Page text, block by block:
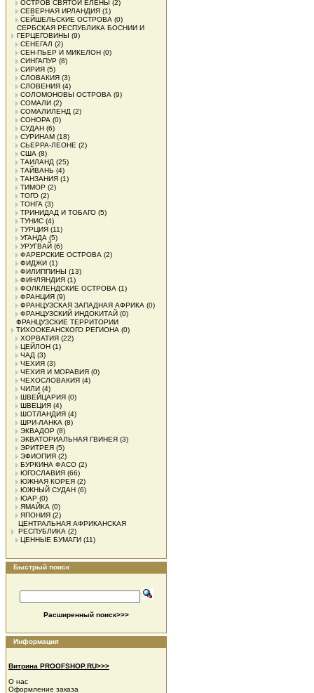
ОСТРОВ СВЯТОЙ ЕЛЕНЫ (2)
СЕВЕРНАЯ ИРЛАНДИЯ (1)
СЕЙШЕЛЬСКИЕ ОСТРОВА (0)
СЕРБСКАЯ РЕСПУБЛИКА БОСНИИ И
ГЕРЦЕГОВИНЫ (9)
СЕНЕГАЛ (2)
СЕН-ПЬЕР И МИКЕЛОН (0)
СИНГАПУР (8)
СИРИЯ (5)
СЛОВАКИЯ (3)
СЛОВЕНИЯ (4)
СОЛОМОНОВЫ ОСТРОВА (9)
СОМАЛИ (2)
СОМАЛИЛЕНД (2)
СОНОРА (0)
СУДАН (6)
СУРИНАМ (18)
СЬЕРРА-ЛЕОНЕ (2)
США (8)
ТАИЛАНД (25)
ТАЙВАНЬ (4)
ТАНЗАНИЯ (1)
ТИМОР (2)
ТОГО (2)
ТОНГА (3)
ТРИНИДАД И ТОБАГО (5)
ТУНИС (4)
ТУРЦИЯ (11)
УГАНДА (5)
УРУГВАЙ (6)
ФАРЕРСКИЕ ОСТРОВА (2)
ФИДЖИ (1)
ФИЛИППИНЫ (13)
ФИНЛЯНДИЯ (1)
ФОЛКЛЕНДСКИЕ ОСТРОВА (1)
ФРАНЦИЯ (9)
ФРАНЦУЗСКАЯ ЗАПАДНАЯ АФРИКА (0)
ФРАНЦУЗСКИЙ ИНДОКИТАЙ (0)
ФРАНЦУЗСКИЕ ТЕРРИТОРИИ
ТИХООКЕАНСКОГО РЕГИОНА (0)
ХОРВАТИЯ (22)
ЦЕЙЛОН (1)
ЧАД (3)
ЧЕХИЯ (3)
ЧЕХИЯ И МОРАВИЯ (0)
ЧЕХОСЛОВАКИЯ (4)
ЧИЛИ (4)
ШВЕЙЦАРИЯ (0)
ШВЕЦИЯ (4)
ШОТЛАНДИЯ (4)
ШРИ-ЛАНКА (8)
ЭКВАДОР (8)
ЭКВАТОРИАЛЬНАЯ ГВИНЕЯ (3)
ЭРИТРЕЯ (5)
ЭФИОПИЯ (2)
БУРКИНА ФАСО (2)
ЮГОСЛАВИЯ (66)
ЮЖНАЯ КОРЕЯ (2)
ЮЖНЫЙ СУДАН (6)
ЮАР (0)
ЯМАЙКА (0)
ЯПОНИЯ (2)
ЦЕНТРАЛЬНАЯ АФРИКАНСКАЯ
РЕСПУБЛИКА (2)
ЦЕННЫЕ БУМАГИ (11)
Быстрый поиск
Расширенный поиск>>>
Информация
Витрина PROOFSHOP.RU>>>
О нас
Оформление заказа